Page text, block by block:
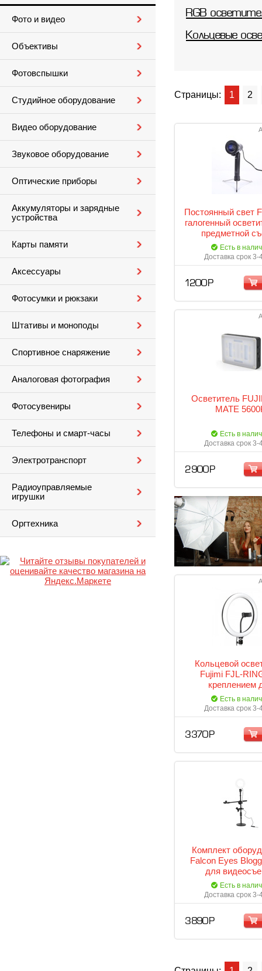
Фото и видео
Объективы
Фотовспышки
Студийное оборудование
Видео оборудование
Звуковое оборудование
Оптические приборы
Аккумуляторы и зарядные
устройства
Карты памяти
Аксессуары
Фотосумки и рюкзаки
Штативы и моноподы
Спортивное снаряжение
Аналоговая фотография
Фотосувениры
Телефоны и смарт-часы
Электротранспорт
Радиоуправляемые
игрушки
Оргтехника
RGB
Кольцевые
Страницы: 1 2
Постоянный свет
галогенный
предметной
Есть в
Доставка срок 3-
1 200 Р
Осветитель
MATE
Есть в
Доставка срок 3-
2 900 Р
Кольцевой
Fujimi FJL-
креплением
смартфона. +
мм
Есть в
Доставка срок 3-
3 370 Р
Комплект
Falcon Eyes
для
Есть в
Доставка срок 3-
3 890 Р